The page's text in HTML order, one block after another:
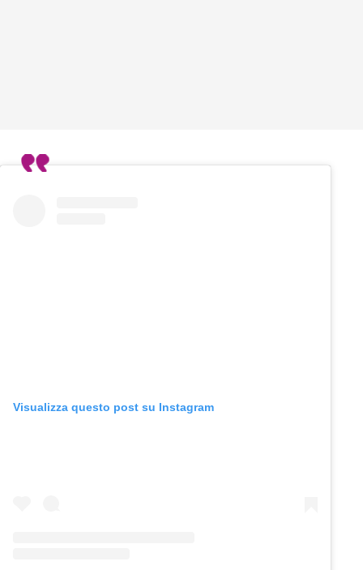
Visualizza questo post su Instagram